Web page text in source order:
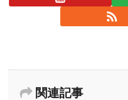
関連記事